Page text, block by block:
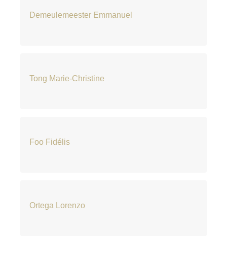
Demeulemeester Emmanuel
Tong Marie-Christine
Foo Fidélis
Ortega Lorenzo